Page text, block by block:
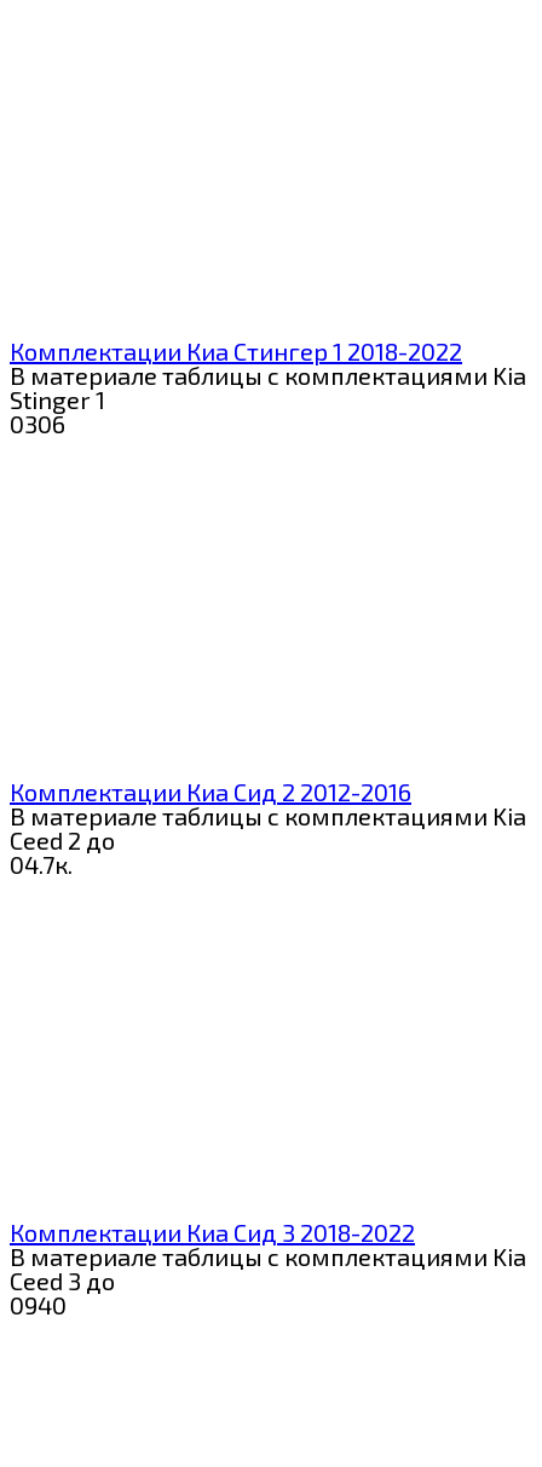
Комплектации Киа Стингер 1 2018-2022
В материале таблицы с комплектациями Kia
Stinger 1
0306
Комплектации Киа Сид 2 2012-2016
В материале таблицы с комплектациями Kia
Ceed 2 до
04.7к.
Комплектации Киа Сид 3 2018-2022
В материале таблицы с комплектациями Kia
Ceed 3 до
0940